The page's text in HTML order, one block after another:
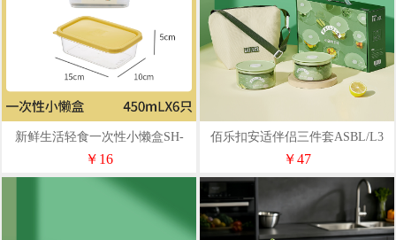
新鲜生活轻食一次性小懒盒SH-
7725
￥16
佰乐扣安适伴侣三件套ASBL/L3
￥47